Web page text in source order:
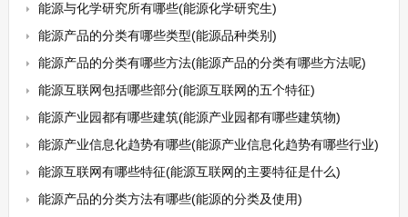
能源与化学研究所有哪些(能源化学研究生)
能源产品的分类有哪些类型(能源品种类别)
能源产品的分类有哪些方法(能源产品的分类有哪些方法呢)
能源互联网包括哪些部分(能源互联网的五个特征)
能源产业园都有哪些建筑(能源产业园都有哪些建筑物)
能源产业信息化趋势有哪些(能源产业信息化趋势有哪些行业)
能源互联网有哪些特征(能源互联网的主要特征是什么)
能源产品的分类方法有哪些(能源的分类及使用)